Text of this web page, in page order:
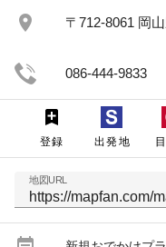
place 〒712-8061 岡
086-444-9833
登録 出発地
地図URL